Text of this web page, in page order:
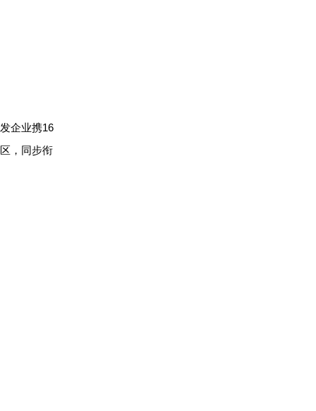
企业携16
，同步衔